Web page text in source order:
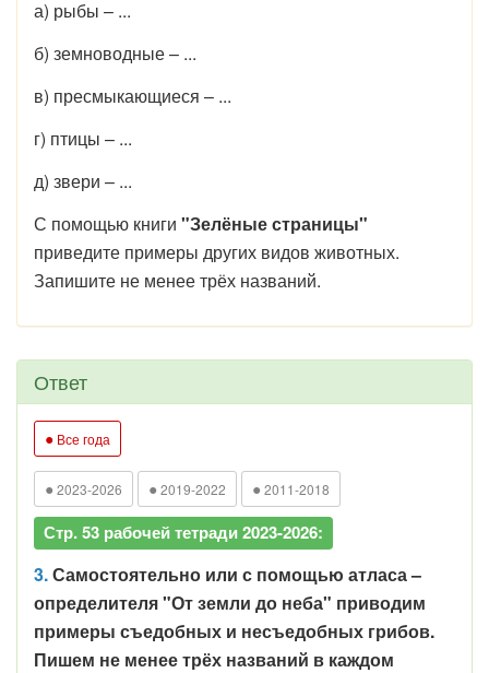
а) рыбы – ...
б) земноводные – ...
в) пресмыкающиеся – ...
г) птицы – ...
д) звери – ...
С помощью книги "Зелёные страницы"
приведите примеры других видов животных.
Запишите не менее трёх названий.
Ответ
● Все года
● 2023-2026 ● 2019-2022 ● 2011-2018
Стр. 53 рабочей тетради 2023-2026:
3.Самостоятельно или с помощью атласа –
определителя "От земли до неба" приводим
примеры съедобных и несъедобных грибов.
Пишем не менее трёх названий в каждом